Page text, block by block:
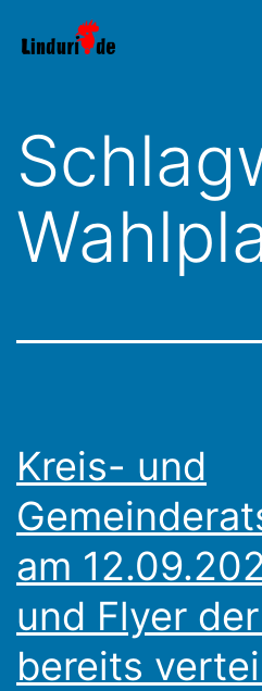
Inhalt
Linduri.de
Kreis- und
am
und Flyer
bereits